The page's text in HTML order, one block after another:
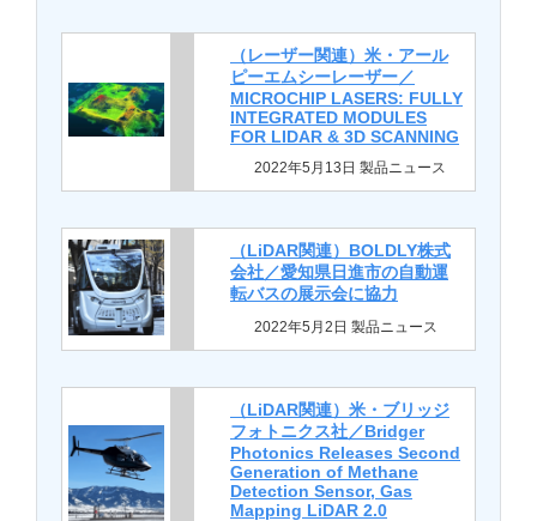
（レーザー関連）米・アール
ピーエムシーレーザー／
MICROCHIP LASERS: FULLY
INTEGRATED MODULES
FOR LIDAR & 3D SCANNING
2022年5月13日 製品ニュース
（LiDAR関連）BOLDLY株式
会社／愛知県日進市の自動運
転バスの展示会に協力
2022年5月2日 製品ニュース
（LiDAR関連）米・ブリッジ
フォトニクス社／Bridger
Photonics Releases Second
Generation of Methane
Detection Sensor, Gas
Mapping LiDAR 2.0